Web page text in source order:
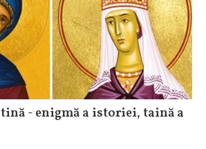
- enigmă a istoriei, taină a